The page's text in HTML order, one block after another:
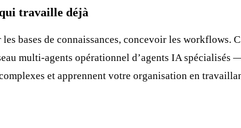
qui travaille déjà
bases de connaissances, concevoir les
multi-agents opérationnel d’agents IA
et apprennent votre organisation en